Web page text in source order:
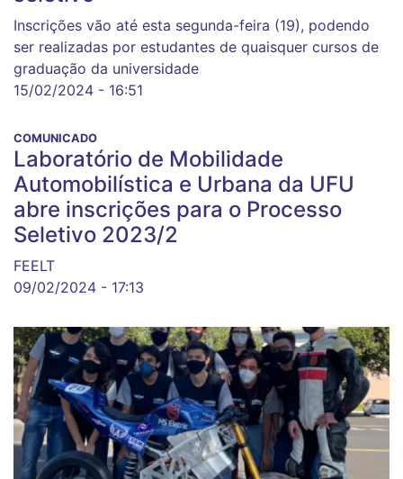
Inscrições vão até esta segunda-feira (19), podendo
ser realizadas por estudantes de quaisquer cursos de
graduação da universidade
15/02/2024 - 16:51
COMUNICADO
Laboratório de Mobilidade
Automobilística e Urbana da UFU
abre inscrições para o Processo
Seletivo 2023/2
FEELT
09/02/2024 - 17:13